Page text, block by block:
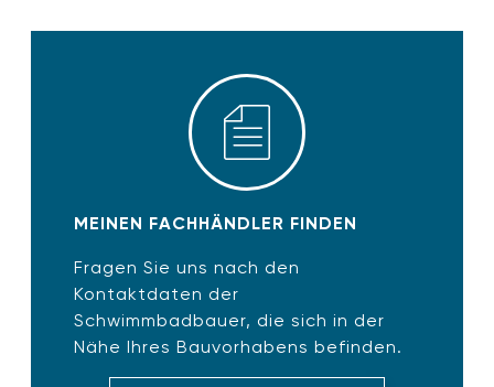
MEINEN FACHHÄNDLER FINDEN
Fragen Sie uns nach den
Kontaktdaten der
Schwimmbadbauer, die sich in der
Nähe Ihres Bauvorhabens befinden.